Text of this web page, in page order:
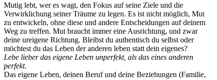
Mutig lebt, wer es wagt, den Fokus auf seine Ziele und die
Verwirklichung seiner Träume zu legen. Es ist nicht möglich, Mut
zu entwickeln, ohne diese und andere Entscheidungen auf deinem
Weg zu treffen. Mut braucht immer eine Ausrichtung, und zwar
deine ureigene Richtung. Bleibst du authentisch du selbst oder
möchtest du das Leben der anderen leben statt dein eigenes?
Lebe lieber das eigene Leben unperfekt, als das eines anderen
perfekt.
Das eigene Leben, deinen Beruf und deine Beziehungen (Familie,